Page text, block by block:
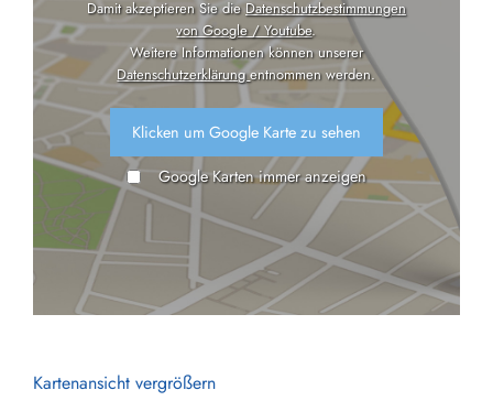
Damit akzeptieren Sie dieDatenschutzbestimmungen
von Google / Youtube.
Weitere Informationen können unserer
Datenschutzerklärungentnommen werden.
Klicken um Google Karte zu sehen
Google Karten immer anzeigen
Kartenansicht vergrößern